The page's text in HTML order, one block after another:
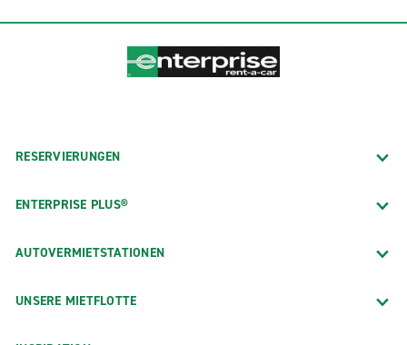
RESERVIERUNGEN
ENTERPRISE PLUS®
AUTOVERMIETSTATIONEN
UNSERE MIETFLOTTE